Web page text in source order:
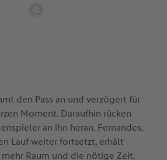
den Pass an und verzögert für
Moment. Daraufhin rücken
an ihn heran. Fernandes,
Lauf weiter fortsetzt, erhält
Raum und die nötige Zeit,